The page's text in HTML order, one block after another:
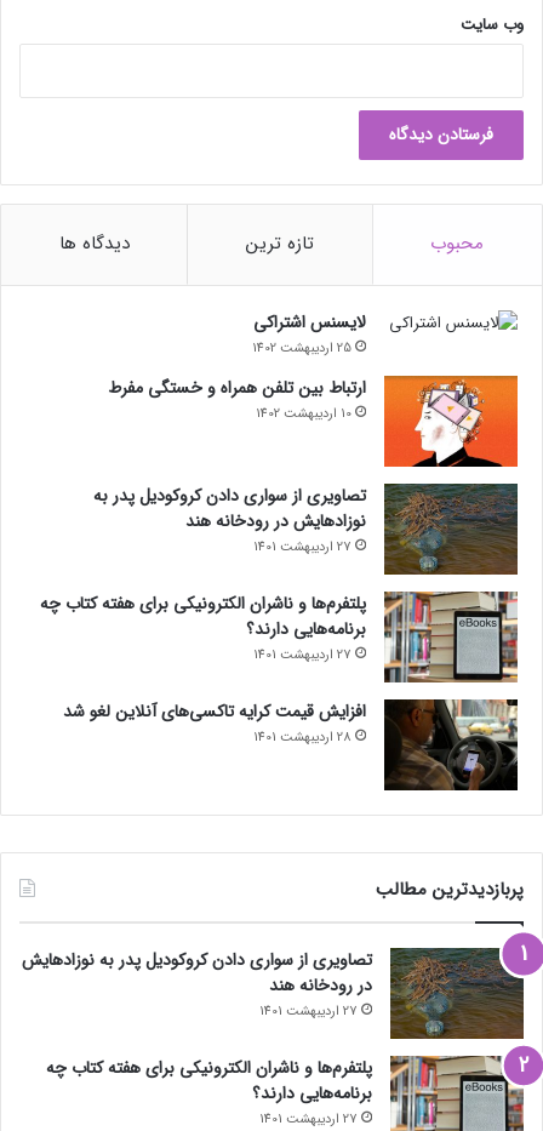
وب‌ سایت
محبوب تازه ترین دیدگاه ها
لایسنس اشتراکی
25 اردیبهشت 1402
ارتباط بین تلفن همراه و خستگی مفرط
10 اردیبهشت 1402
تصاویری از سواری دادن کروکودیل پدر به
نوزادهایش در رودخانه هند
27 اردیبهشت 1401
پلتفرم‌ها و ناشران الکترونیکی برای هفته کتاب چه
برنامه‌هایی دارند؟
27 اردیبهشت 1401
افزایش قیمت کرایه تاکسی‌های آنلاین لغو شد
28 اردیبهشت 1401
پربازدیدترین مطالب
تصاویری از سواری دادن کروکودیل پدر به نوزادهایش
در رودخانه هند
27 اردیبهشت 1401
پلتفرم‌ها و ناشران الکترونیکی برای هفته کتاب چه
برنامه‌هایی دارند؟
27 اردیبهشت 1401